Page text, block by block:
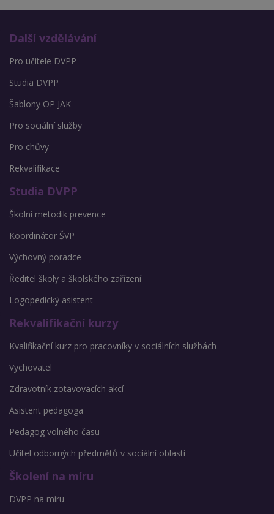
Další vzdělávání
Pro učitele DVPP
Studia DVPP
Šablony OP JAK
Pro sociální služby
Pro chůvy
Rekvalifikace
Studia DVPP
Školní metodik prevence
Koordinátor ŠVP
Výchovný poradce
Ředitel školy a školského zařízení
Logopedický asistent
Rekvalifikační kurzy
Kvalifikační kurz pro pracovníky v sociálních službách
Vychovatel
Zdravotník zotavovacích akcí
Asistent pedagoga
Pedagog volného času
Učitel odborných předmětů v sociální oblasti
Školení na míru
DVPP na míru